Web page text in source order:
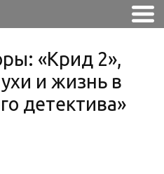
«Крид 2»,
и жизнь в
детектива»